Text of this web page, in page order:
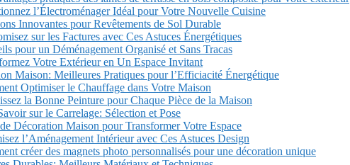
l’Électroménager Idéal pour Votre Nouvelle Cuisine
Innovantes pour Revêtements de Sol Durable
sur les Factures avec Ces Astuces Énergétiques
pour un Déménagement Organisé et Sans Tracas
Votre Extérieur en Un Espace Invitant
Maison: Meilleures Pratiques pour l’Efficiacité Énergétique
Optimiser le Chauffage dans Votre Maison
la Bonne Peinture pour Chaque Pièce de la Maison
sur le Carrelage: Sélection et Pose
Décoration Maison pour Transformer Votre Espace
l’Aménagement Intérieur avec Ces Astuces Design
créer des magnets photo personnalisés pour une décoration unique